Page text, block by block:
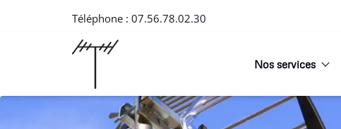
Téléphone : 07.56.78.02.30
Nos services